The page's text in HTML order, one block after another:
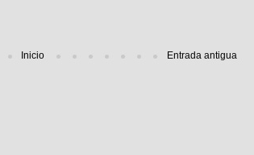
Entrada antigua
Inicio